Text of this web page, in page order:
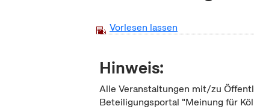
Vorlesen lassen
Hinweis:
Alle Veranstaltungen mit/zu
Beteiligungsportal "Meinung für